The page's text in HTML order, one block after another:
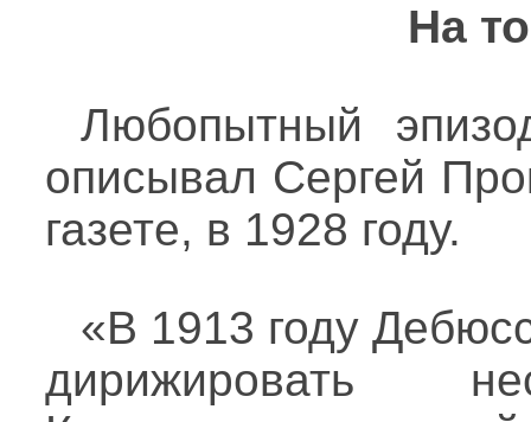
На
Любопытный
описывал Сергей
газете, в 1928 году.
«В 1913 году
дирижировать